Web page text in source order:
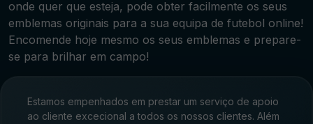
onde quer que esteja, pode obter facilmente os seus
emblemas originais para a sua equipa de futebol online!
Encomende hoje mesmo os seus emblemas e prepare-
se para brilhar em campo!
Estamos empenhados em prestar um serviço de apoio
ao cliente excecional a todos os nossos clientes. Além